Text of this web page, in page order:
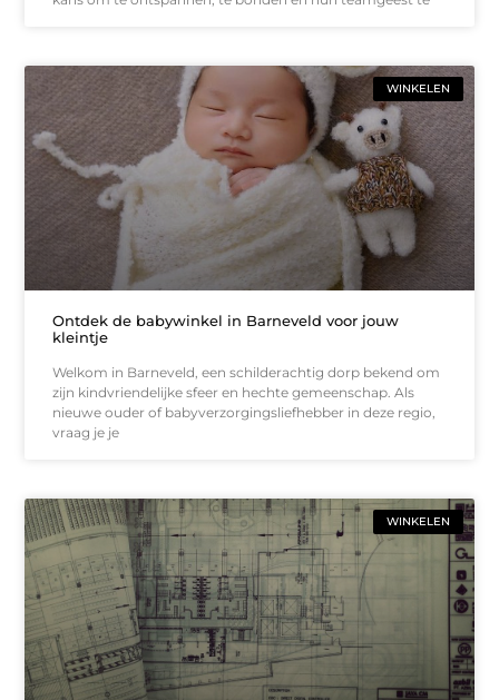
WINKELEN
Ontdek de babywinkel in Barneveld voor jouw
kleintje
Welkom in Barneveld, een schilderachtig dorp bekend om
zijn kindvriendelijke sfeer en hechte gemeenschap. Als
nieuwe ouder of babyverzorgingsliefhebber in deze regio,
vraag je je
WINKELEN